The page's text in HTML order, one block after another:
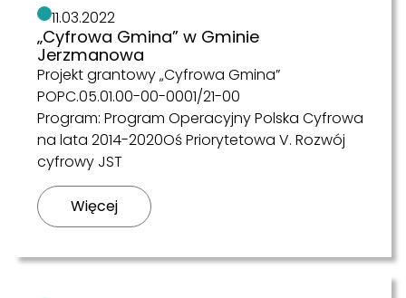
11.03.2022
„Cyfrowa Gmina” w Gminie
Jerzmanowa
Projekt grantowy „Cyfrowa Gmina”
POPC.05.01.00-00-0001/21-00
Program: Program Operacyjny Polska Cyfrowa
na lata 2014-2020Oś Priorytetowa V. Rozwój
cyfrowy JST
Więcej